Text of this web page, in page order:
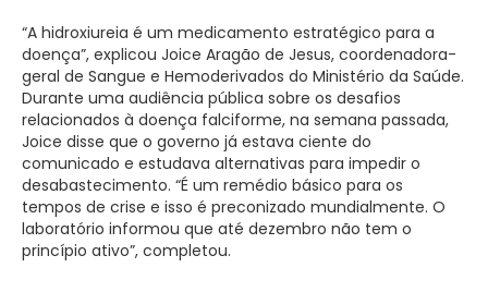
“A hidroxiureia é um medicamento estratégico para a
doença”, explicou Joice Aragão de Jesus, coordenadora-
geral de Sangue e Hemoderivados do Ministério da Saúde.
Durante uma audiência pública sobre os desafios
relacionados à doença falciforme, na semana passada,
Joice disse que o governo já estava ciente do
comunicado e estudava alternativas para impedir o
desabastecimento. “É um remédio básico para os
tempos de crise e isso é preconizado mundialmente. O
laboratório informou que até dezembro não tem o
princípio ativo”, completou.